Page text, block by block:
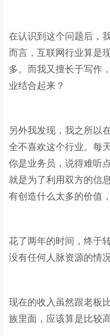
在认识到这个问题后，
而言，互联网行业算是
多。而我又擅长于写作
业结合起来？
另外我发现，我之所以
全不喜欢这个行业。每
你是业务员，说得难听
就是为了利用双方的信
有创造什么太多的价值
花了两年的时间，终于
没有任何人脉资源的情
现在的收入虽然跟老板
族里面，应该算是比较